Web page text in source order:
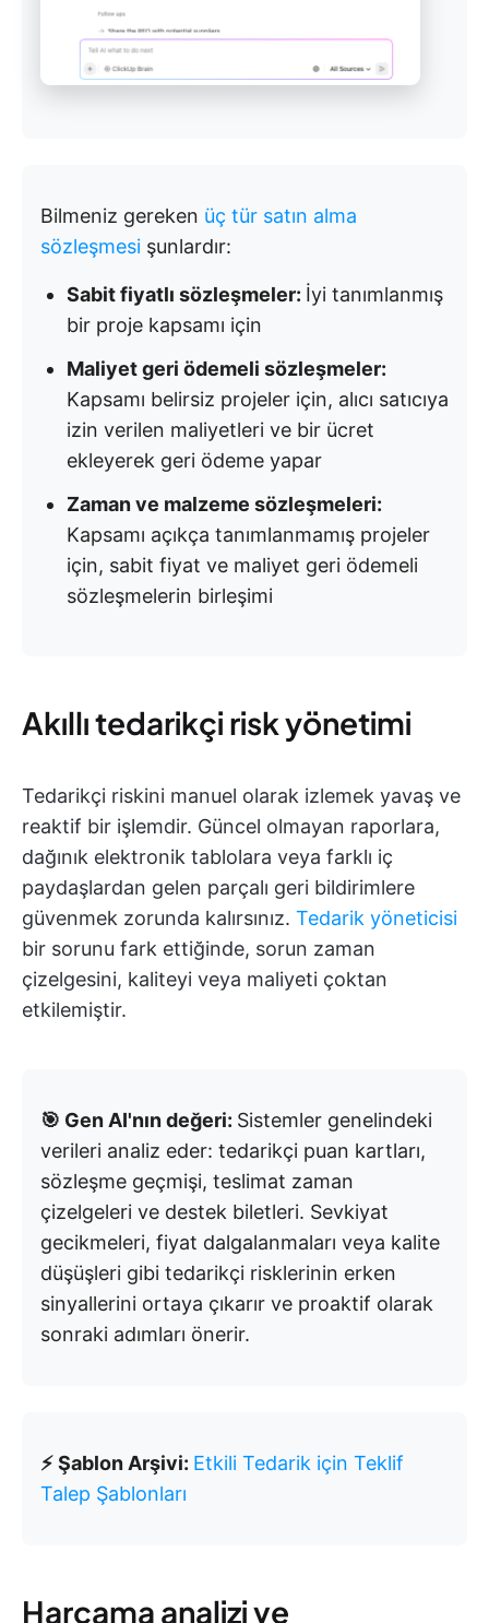
Bilmeniz gereken üç tür satın alma
sözleşmesi şunlardır:
Sabit fiyatlı sözleşmeler: İyi tanımlanmış
bir proje kapsamı için
Maliyet geri ödemeli sözleşmeler:
Kapsamı belirsiz projeler için, alıcı satıcıya
izin verilen maliyetleri ve bir ücret
ekleyerek geri ödeme yapar
Zaman ve malzeme sözleşmeleri:
Kapsamı açıkça tanımlanmamış projeler
için, sabit fiyat ve maliyet geri ödemeli
sözleşmelerin birleşimi
Akıllı tedarikçi risk yönetimi
Tedarikçi riskini manuel olarak izlemek yavaş ve
reaktif bir işlemdir. Güncel olmayan raporlara,
dağınık elektronik tablolara veya farklı iç
paydaşlardan gelen parçalı geri bildirimlere
güvenmek zorunda kalırsınız. Tedarik yöneticisi
bir sorunu fark ettiğinde, sorun zaman
çizelgesini, kaliteyi veya maliyeti çoktan
etkilemiştir.
🎯 Gen AI'nın değeri: Sistemler genelindeki
verileri analiz eder: tedarikçi puan kartları,
sözleşme geçmişi, teslimat zaman
çizelgeleri ve destek biletleri. Sevkiyat
gecikmeleri, fiyat dalgalanmaları veya kalite
düşüşleri gibi tedarikçi risklerinin erken
sinyallerini ortaya çıkarır ve proaktif olarak
sonraki adımları önerir.
⚡ Şablon Arşivi: Etkili Tedarik için Teklif
Talep Şablonları
Harcama analizi ve